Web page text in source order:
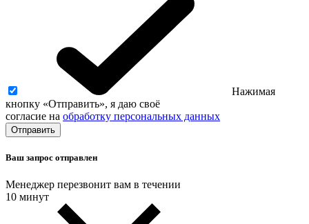
Нажимая
кнопку «Отправить», я даю своё
согласие на обработку персональных данных
Ваш запрос отправлен
Менеджер перезвонит вам в течении
10 минут